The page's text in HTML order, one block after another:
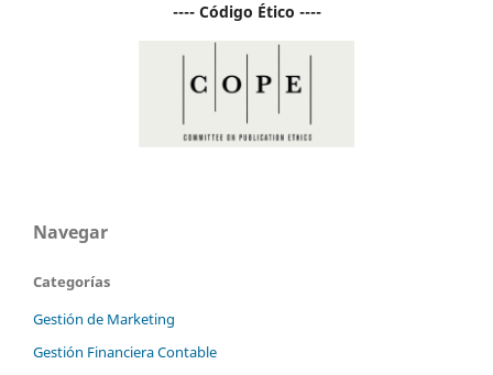
---- Código Ético ----
Navegar
Categorías
Gestión de Marketing
Gestión Financiera Contable